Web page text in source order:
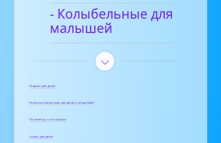
- Колыбельные для
малышей
Поделки для детей
Полезные материалы для детей и родителей
Пословицы и поговорки
Сказки для детей